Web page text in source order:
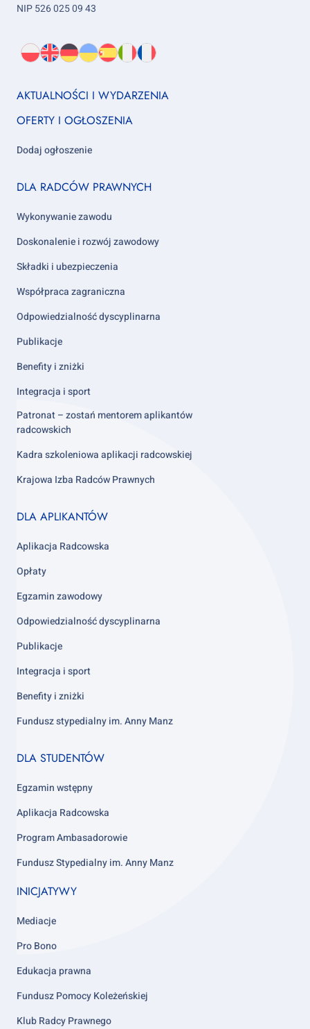
NIP 526 025 09 43
Wybierz
język:
PL
O
EN
About
DE
About
UK
About
ES
About
IT
About
FR
About
Footer
1
AKTUALNOŚCI I WYDARZENIA
OFERTY I OGŁOSZENIA
Dodaj ogłoszenie
Footer
2
DLA RADCÓW PRAWNYCH
Wykonywanie zawodu
Doskonalenie i rozwój zawodowy
Składki i ubezpieczenia
Współpraca zagraniczna
Odpowiedzialność dyscyplinarna
Publikacje
Benefity i zniżki
Integracja i sport
Patronat – zostań mentorem aplikantów
radcowskich
Kadra szkoleniowa aplikacji radcowskiej
Krajowa Izba Radców Prawnych
Footer
3
DLA APLIKANTÓW
Aplikacja Radcowska
Opłaty
Egzamin zawodowy
Odpowiedzialność dyscyplinarna
Publikacje
Integracja i sport
Benefity i zniżki
Fundusz stypedialny im. Anny Manz
Footer
4
DLA STUDENTÓW
Egzamin wstępny
Aplikacja Radcowska
Program Ambasadorowie
Fundusz Stypedialny im. Anny Manz
INICJATYWY
Mediacje
Pro Bono
Edukacja prawna
Fundusz Pomocy Koleżeńskiej
Klub Radcy Prawnego